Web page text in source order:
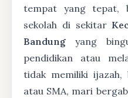
tempat yang tepat,
sekolah di sekitar
Bandung yang
pendidikan atau
tidak memiliki ijazah,
atau SMA, mari